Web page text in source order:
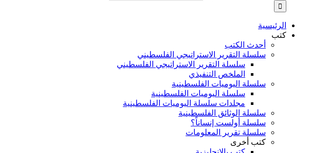
الرئيسية
كتب
أحدث الكتب
سلسلة التقرير الاستراتيجي الفلسطيني
سلسلة التقرير الاستراتيجي الفلسطيني
الملخص التنفيذي
سلسلة اليوميات الفلسطينية
سلسلة اليوميات الفلسطينية
مجلدات سلسلة اليوميات الفلسطينية
سلسلة الوثائق الفلسطينية
سلسلة أولست إنساناً؟
سلسلة تقرير المعلومات
كتب أخرى